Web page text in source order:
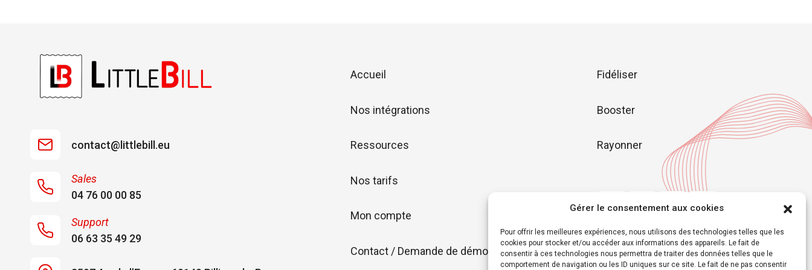
Gérer le consentement aux cookies
Pour offrir les meilleures expériences, nous utilisons des technologies telles que les
cookies pour stocker et/ou accéder aux informations des appareils. Le fait de
consentir à ces technologies nous permettra de traiter des données telles que le
comportement de navigation ou les ID uniques sur ce site. Le fait de ne pas consentir
contact@littlebill.eu
Sales
04 76 00 00 85
Support
06 63 35 49 29
Accueil
Nos intégrations
Ressources
Nos tarifs
Mon compte
Contact / Demande de démo
Fidéliser
Booster
Rayonner